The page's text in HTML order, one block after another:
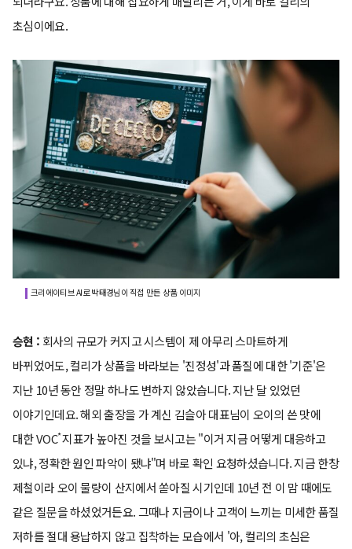
초심이에요.
크리에이티브 AI로 박태경님이 직접 만든 상품 이미지
승현 : 회사의 규모가 커지고 시스템이 제 아무리 스마트하게
바뀌었어도, 컬리가 상품을 바라보는 '진정성'과 품질에 대한 '기준'은
지난 10년 동안 정말 하나도 변하지 않았습니다. 지난 달 있었던
이야기인데요. 해외 출장을 가 계신 김슬아 대표님이 오이의 쓴 맛에
대한 VOC*지표가 높아진 것을 보시고는 "이거 지금 어떻게 대응하고
있냐, 정확한 원인 파악이 됐냐"며 바로 확인 요청하셨습니다. 지금 한창
제철이라 오이 물량이 산지에서 쏟아질 시기인데 10년 전 이 맘 때에도
같은 질문을 하셨었거든요. 그때나 지금이나 고객이 느끼는 미세한 품질
저하를 절대 용납하지 않고 집착하는 모습에서 '아, 컬리의 초심은